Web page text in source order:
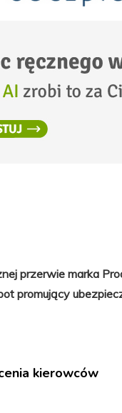
przerwie marka
promujący
kierowców